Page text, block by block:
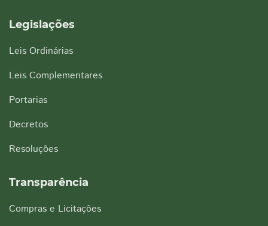
Legislações
Leis Ordinárias
Leis Complementares
Portarias
Decretos
Resoluções
Transparência
Compras e Licitações